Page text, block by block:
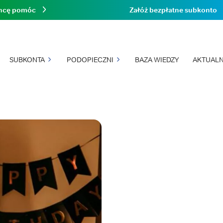
SUBKONTA PODOPIECZNI BAZA WIEDZY
pomóc Załóż bezpłatne subkonto